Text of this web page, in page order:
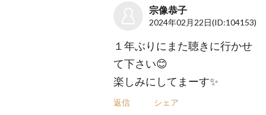
宗像恭子
2024年02月22日(ID:104153)
１年ぶりにまた聴きに行かせ
て下さい😊
楽しみにしてまーす✨
返信 シェア